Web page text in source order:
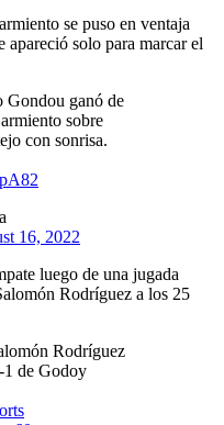
se puso en ventaja
solo para marcar el
Gondou ganó de
sobre
con sonrisa.
16, 2022
luego de una jugada
Rodríguez a los 25
Rodríguez
1 de Godoy